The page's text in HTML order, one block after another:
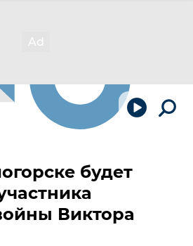
будет
Виктора